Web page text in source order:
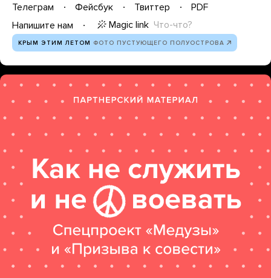
Телеграм Фейсбук Твиттер
PDF
Напишите нам
Magic link Что-что?
КРЫМ ЭТИМ ЛЕТОМ ФОТО ПУСТУЮЩЕГО ПОЛУОСТРОВА